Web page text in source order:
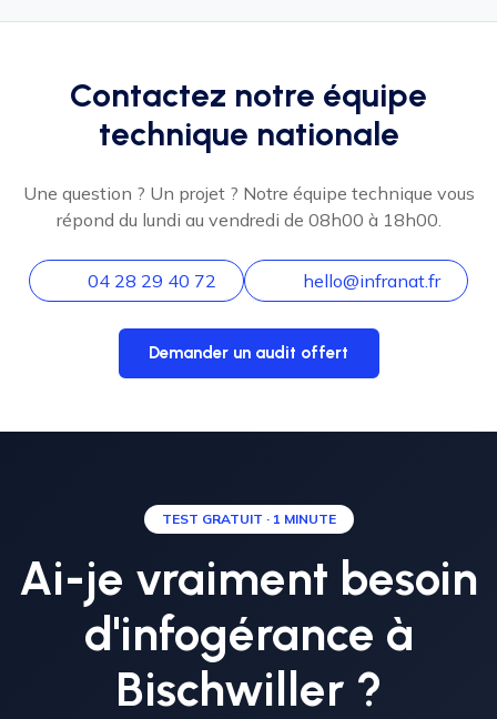
Contactez notre équipe
technique nationale
Une question ? Un projet ? Notre équipe technique vous
répond du lundi au vendredi de 08h00 à 18h00.
04 28 29 40 72 hello@infranat.fr
Demander un audit offert
TEST GRATUIT · 1 MINUTE
Ai-je vraiment besoin
d'infogérance à
Bischwiller ?